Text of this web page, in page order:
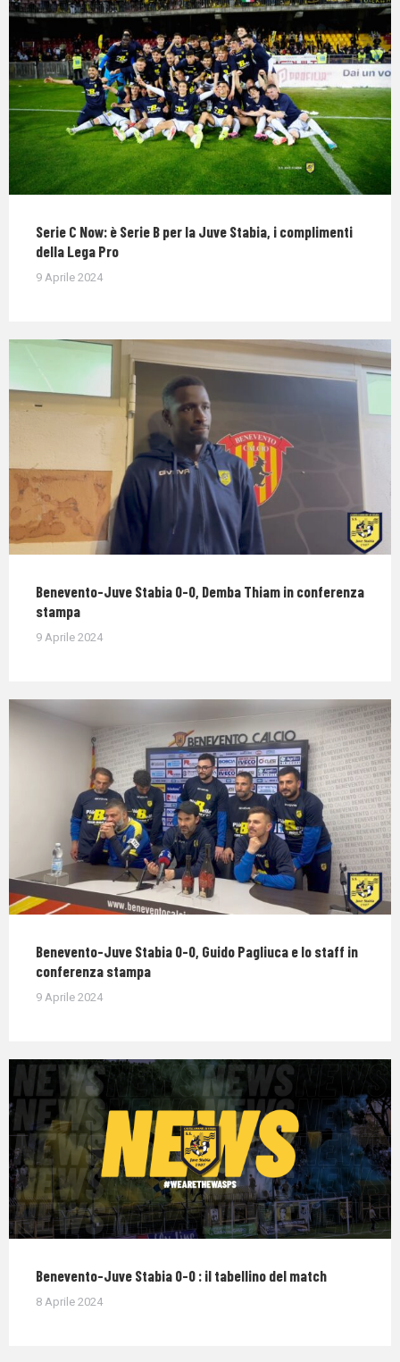
Serie C Now: è Serie B per la Juve Stabia, i complimenti
della Lega Pro
9 Aprile 2024
Benevento-Juve Stabia 0-0, Demba Thiam in conferenza
stampa
9 Aprile 2024
Benevento-Juve Stabia 0-0, Guido Pagliuca e lo staff in
conferenza stampa
9 Aprile 2024
Benevento-Juve Stabia 0-0 : il tabellino del match
8 Aprile 2024